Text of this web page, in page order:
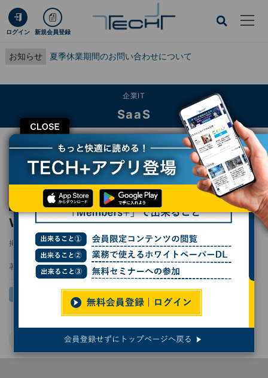
ログイン 新規会員登録
お知らせ 夏季休業期間のお問い合わせについて
CLOSE
企業IT
SaaS
TECH+ 企業IT SaaS Wordで使える日本語入力の補助機能を知ろう
連載
日本語入力高速化
Wordで使える日本語入力の補助機能を知ろう
掲載日 2025/09/25 09:00
著者： 相澤裕介